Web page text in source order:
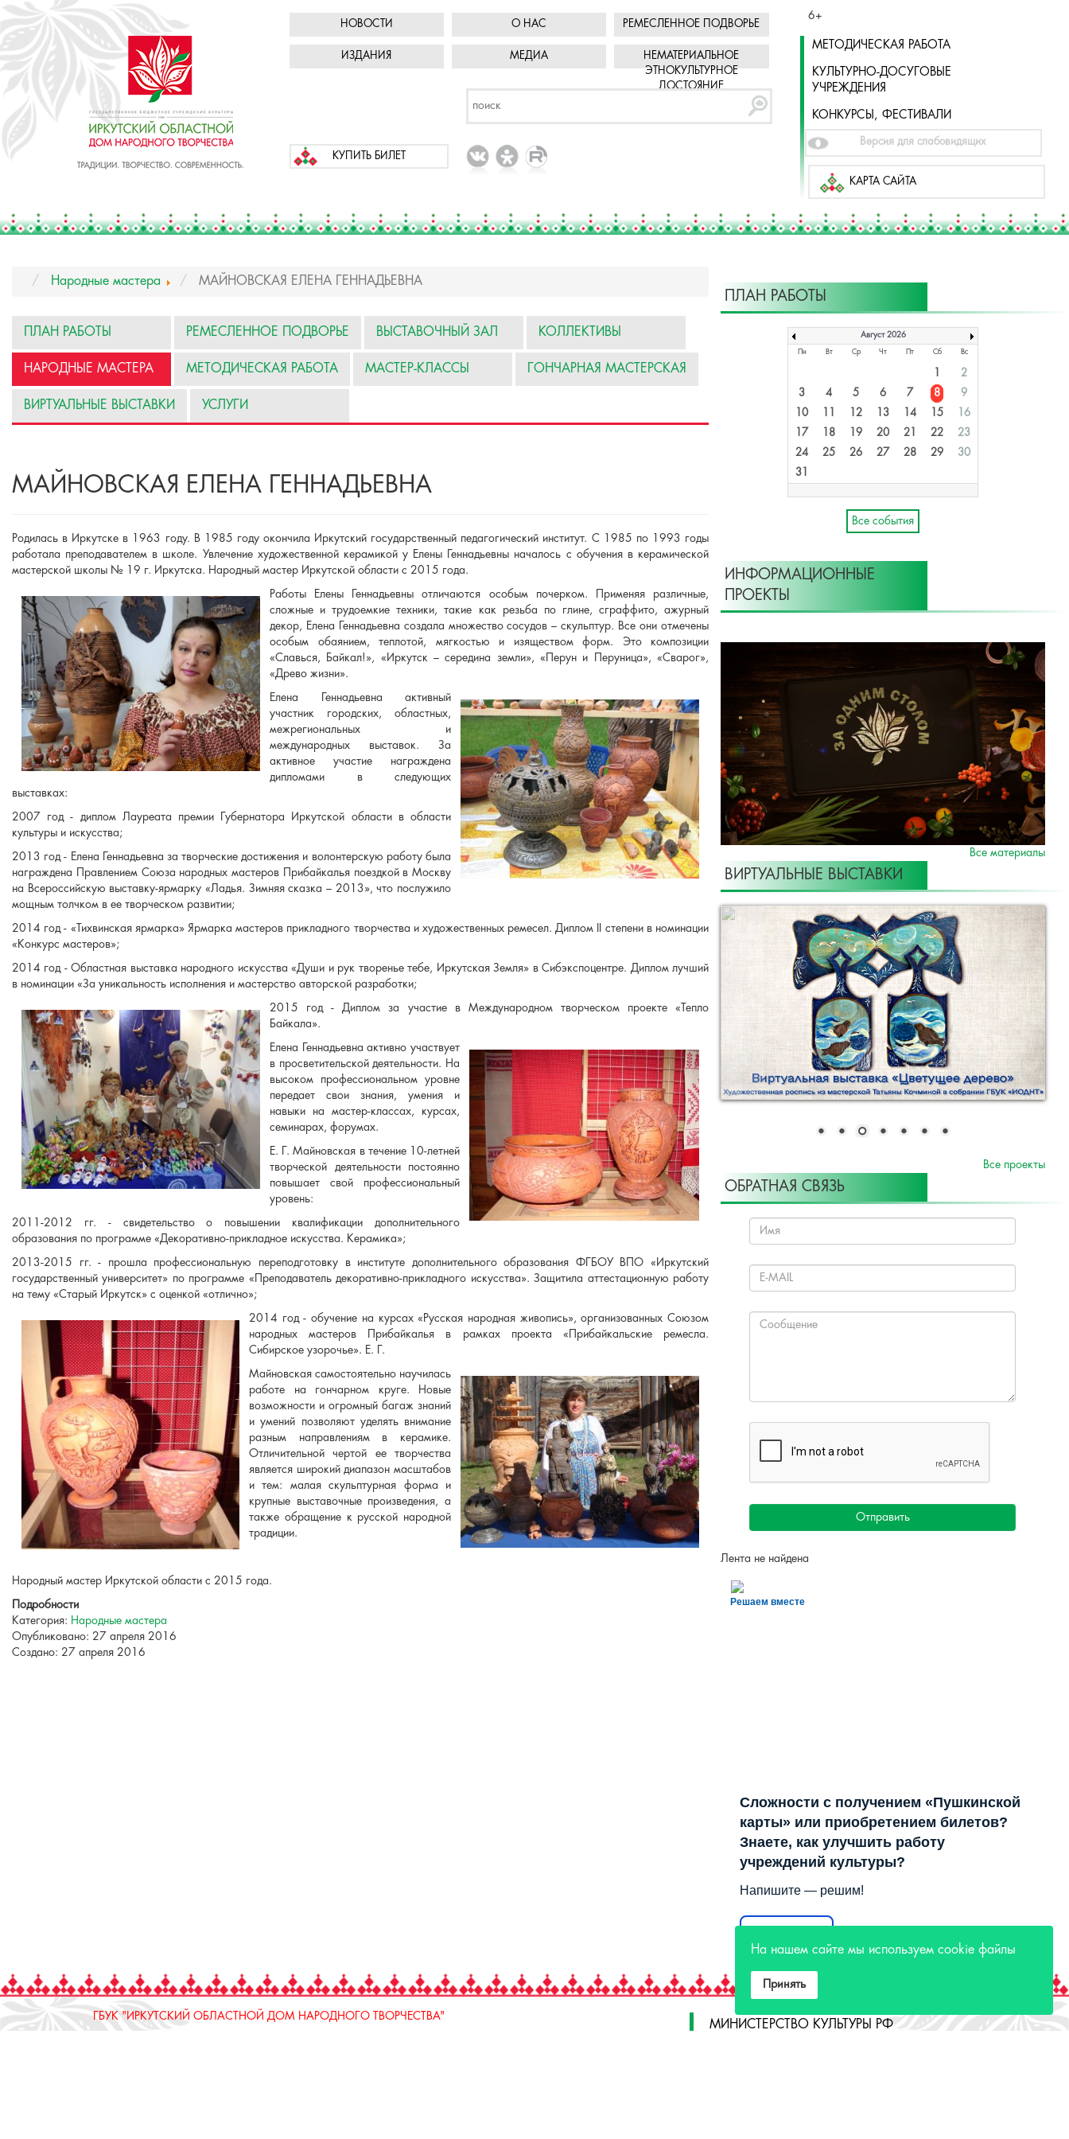
НОВОСТИ О НАС РЕМЕСЛЕННОЕ ПОДВОРЬЕ
ИЗДАНИЯ МЕДИА
НЕМАТЕРИАЛЬНОЕ
ЭТНОКУЛЬТУРНОЕ
ДОСТОЯНИЕ
КУПИТЬ БИЛЕТ
6+
МЕТОДИЧЕСКАЯ РАБОТА
КУЛЬТУРНО-ДОСУГОВЫЕ
УЧРЕЖДЕНИЯ
КОНКУРСЫ, ФЕСТИВАЛИ
Версия для слабовидящих
КАРТА САЙТА
Народные мастера МАЙНОВСКАЯ ЕЛЕНА ГЕННАДЬЕВНА
ПЛАН РАБОТЫ РЕМЕСЛЕННОЕ ПОДВОРЬЕ ВЫСТАВОЧНЫЙ ЗАЛ КОЛЛЕКТИВЫ
НАРОДНЫЕ МАСТЕРА МЕТОДИЧЕСКАЯ РАБОТА МАСТЕР-КЛАССЫ ГОНЧАРНАЯ МАСТЕРСКАЯ
ВИРТУАЛЬНЫЕ ВЫСТАВКИ УСЛУГИ
МАЙНОВСКАЯ ЕЛЕНА ГЕННАДЬЕВНА
Родилась в Иркутске в 1963 году. В 1985 году окончила Иркутский государственный педагогический институт. С 1985 по 1993 годы
работала преподавателем в школе. Увлечение художественной керамикой у Елены Геннадьевны началось с обучения в керамической
мастерской школы № 19 г. Иркутска. Народный мастер Иркутской области с 2015 года.
Работы Елены Геннадьевны отличаются особым почерком. Применяя различные,
сложные и трудоемкие техники, такие как резьба по глине, сграффито, ажурный
декор, Елена Геннадьевна создала множество сосудов – скульптур. Все они отмечены
особым обаянием, теплотой, мягкостью и изяществом форм. Это композиции
«Славься, Байкал!», «Иркутск – середина земли», «Перун и Перуница», «Сварог»,
«Древо жизни».
Елена Геннадьевна активный
участник городских, областных,
межрегиональных и
международных выставок. За
активное участие награждена
дипломами в следующих
выставках:
2007 год - диплом Лауреата премии Губернатора Иркутской области в области
культуры и искусства;
2013 год - Елена Геннадьевна за творческие достижения и волонтерскую работу была
награждена Правлением Союза народных мастеров Прибайкалья поездкой в Москву
на Всероссийскую выставку-ярмарку «Ладья. Зимняя сказка – 2013», что послужило
мощным толчком в ее творческом развитии;
2014 год - «Тихвинская ярмарка» Ярмарка мастеров прикладного творчества и художественных ремесел. Диплом II степени в номинации
«Конкурс мастеров»;
2014 год - Областная выставка народного искусства «Души и рук творенье тебе, Иркутская Земля» в Сибэкспоцентре. Диплом лучший
в номинации «За уникальность исполнения и мастерство авторской разработки;
2015 год - Диплом за участие в Международном творческом проекте «Тепло
Байкала».
Елена Геннадьевна активно участвует
в просветительской деятельности. На
высоком профессиональном уровне
передает свои знания, умения и
навыки на мастер-классах, курсах,
семинарах, форумах.
Е. Г. Майновская в течение 10-летней
творческой деятельности постоянно
повышает свой профессиональный
уровень:
2011-2012 гг. - свидетельство о повышении квалификации дополнительного
образования по программе «Декоративно-прикладное искусства. Керамика»;
2013-2015 гг. - прошла профессиональную переподготовку в институте дополнительного образования ФГБОУ ВПО «Иркутский
государственный университет» по программе «Преподаватель декоративно-прикладного искусства». Защитила аттестационную работу
на тему «Старый Иркутск» с оценкой «отлично»;
2014 год - обучение на курсах «Русская народная живопись», организованных Союзом
народных мастеров Прибайкалья в рамках проекта «Прибайкальские ремесла.
Сибирское узорочье». Е. Г.
Майновская самостоятельно научилась
работе на гончарном круге. Новые
возможности и огромный багаж знаний
и умений позволяют уделять внимание
разным направлениям в керамике.
Отличительной чертой ее творчества
является широкий диапазон масштабов
и тем: малая скульптурная форма и
крупные выставочные произведения, а
также обращение к русской народной
традиции.
Народный мастер Иркутской области с 2015 года.
Подробности
Категория: Народные мастера
Опубликовано: 27 апреля 2016
Создано: 27 апреля 2016
ПЛАН РАБОТЫ
Август 2026
Пн Вт Ср Чт Пт Сб Вс
1
2
3
4 5 6 7 8
9
10
11 12 13 14 15
16
17
18 19 20 21 22
23
24
25 26 27 28 29
30
31
Все события
ИНФОРМАЦИОННЫЕ
ПРОЕКТЫ
Все материалы
ВИРТУАЛЬНЫЕ ВЫСТАВКИ
Все проекты
ОБРАТНАЯ СВЯЗЬ
Отправить
Лента не найдена
Решаем вместе
Сложности с получением «Пушкинской
карты» или приобретением билетов?
Знаете, как улучшить работу
учреждений культуры?
Напишите — решим!
ГБУК "ИРКУТСКИЙ ОБЛАСТНОЙ ДОМ НАРОДНОГО ТВОРЧЕСТВА"
МИНИСТЕРСТВО КУЛЬТУРЫ РФ
На нашем сайте мы используем cookie файлы
Принять